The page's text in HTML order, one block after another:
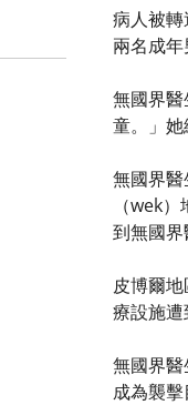
病人被
兩名成
無國界
童。」
無國界
（wek
到無國界
皮博爾
療設施
無國界
成為襲